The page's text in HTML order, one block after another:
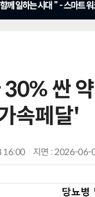
30% 싼
속페달'
16:00 지면 :2026-06-